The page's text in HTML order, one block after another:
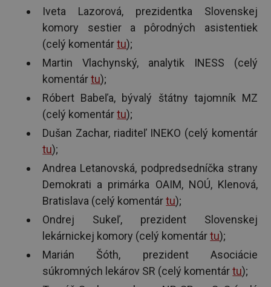
Iveta Lazorová, prezidentka Slovenskej
komory sestier a pôrodných asistentiek
(celý komentártu);
Martin Vlachynský, analytik INESS (celý
komentártu);
Róbert Babeľa, bývalý štátny tajomník MZ
(celý komentártu);
Dušan Zachar, riaditeľ INEKO (celý komentár
tu);
Andrea Letanovská, podpredsedníčka strany
Demokrati a primárka OAIM, NOÚ, Klenová,
Bratislava (celý komentártu);
Ondrej Sukeľ, prezident Slovenskej
lekárnickej komory (celý komentártu);
Marián Šóth, prezident Asociácie
súkromných lekárov SR (celý komentártu);